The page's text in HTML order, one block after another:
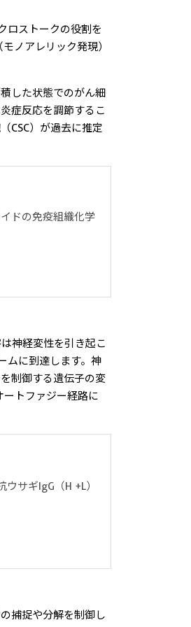
ロストークの役割を
ノアレリック発現）
した状態でのがん細
症反応を調節するこ
CSC）が過去に推定
ドの免疫組織化学
神経変性を引き起こ
ムに到達します。神
制御する遺伝子の変
トファジー経路に
サギIgG（H +L）
捕捉や分解を制御し